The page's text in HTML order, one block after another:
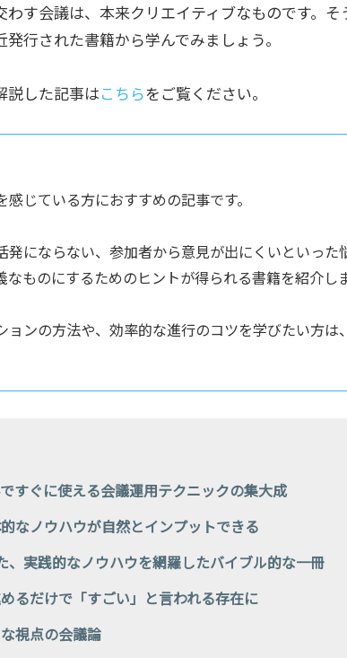
す会議は、本来クリエイティブなものです。
行された書籍から学んでみましょう。
説した記事はこちらをご覧ください。
じている方におすすめの記事です。
発にならない、参加者から意見が出にくいといった
ものにするためのヒントが得られる書籍を紹介しま
ョンの方法や、効率的な進行のコツを学びたい方は
すぐに使える会議運用テクニックの集大成
なノウハウが自然とインプットできる
、実践的なノウハウを網羅したバイブル的な一冊
るだけで「すごい」と言われる存在に
視点の会議論